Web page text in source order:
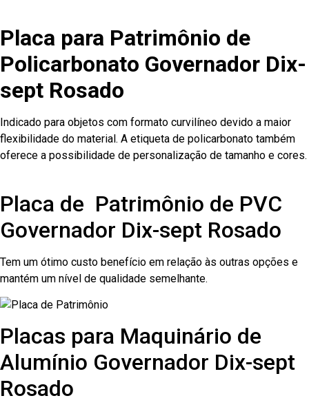
Placa para Patrimônio de
Policarbonato Governador Dix-
sept Rosado
Indicado para objetos com formato curvilíneo devido a maior
flexibilidade do material. A etiqueta de policarbonato também
oferece a possibilidade de personalização de tamanho e cores.
Placa de Patrimônio de PVC
Governador Dix-sept Rosado
Tem um ótimo custo benefício em relação às outras opções e
mantém um nível de qualidade semelhante.
Placas para Maquinário de
Alumínio Governador Dix-sept
Rosado